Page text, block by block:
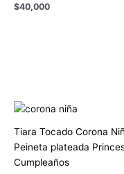
$40,000
Tiara Tocado Corona
Peineta plateada
Cumpleaños